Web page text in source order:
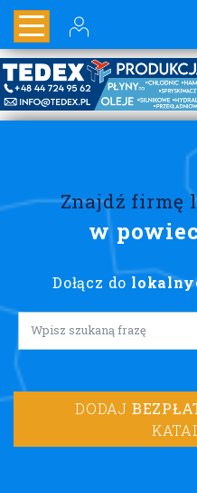
Znajdź firmę
w
Dołącz do
Lorem ipsum
DODAJ